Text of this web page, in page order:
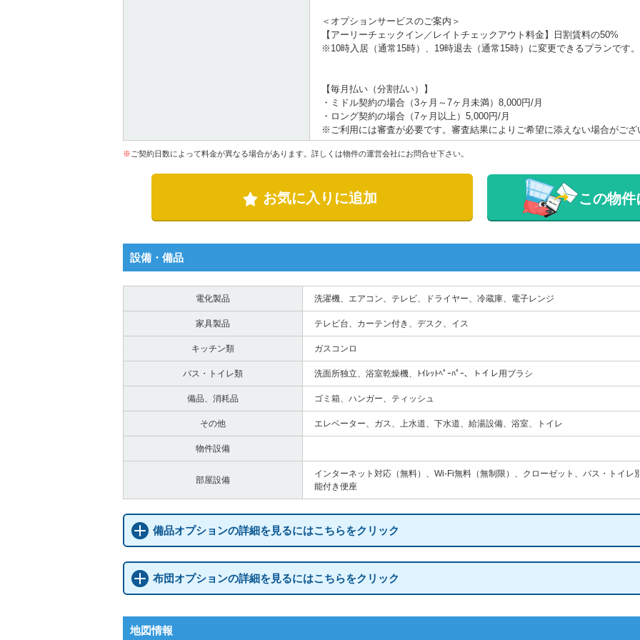
＜オプションサービスのご案内＞
【アーリーチェックイン／レイトチェックアウト料金】日割賃料の50%
※10時入居（通常15時）、19時退去（通常15時）に変更できるプランです。
【毎月払い（分割払い）】
・ミドル契約の場合（3ヶ月～7ヶ月未満）8,000円/月
・ロング契約の場合（7ヶ月以上）5,000円/月
※ご利用には審査が必要です。審査結果によりご希望に添えない場合がご
※ ご契約日数によって料金が異なる場合があります。詳しくは物件の運営会社にお問合せ下さい。
お気に入りに追加 この物
設備・備品
電化製品 洗濯機、エアコン、テレビ、ドライヤー、冷蔵庫、電子レンジ
家具製品 テレビ台、カーテン付き、デスク、イス
キッチン類 ガスコンロ
バス・トイレ類 洗面所独立、浴室乾燥機、ﾄｲﾚｯﾄﾍﾟｰﾊﾟｰ、トイレ用ブラシ
備品、消耗品 ゴミ箱、ハンガー、ティッシュ
その他 エレベーター、ガス、上水道、下水道、給湯設備、浴室、トイレ
物件設備
部屋設備
インターネット対応（無料）、Wi-Fi無料（無制限）、クローゼット、バス・トイ
能付き便座
備品オプションの詳細を見るにはこちらをクリック
布団オプションの詳細を見るにはこちらをクリック
地図情報